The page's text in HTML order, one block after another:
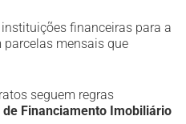
financeiras para a
mensais que
seguem regras
de Financiamento Imobiliário